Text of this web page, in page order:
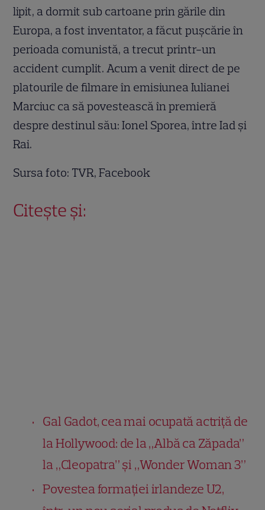
lipit, a dormit sub cartoane prin gările din
Europa, a fost inventator, a făcut puşcărie în
perioada comunistă, a trecut printr-un
accident cumplit. Acum a venit direct de pe
platourile de filmare în emisiunea Iulianei
Marciuc ca să povestească în premieră
despre destinul său: Ionel Sporea, între Iad şi
Rai.
Sursa foto: TVR, Facebook
Citește și:
Gal Gadot, cea mai ocupată actriță de
la Hollywood: de la „Albă ca Zăpada”
la „Cleopatra” și „Wonder Woman 3”
Povestea formației irlandeze U2,